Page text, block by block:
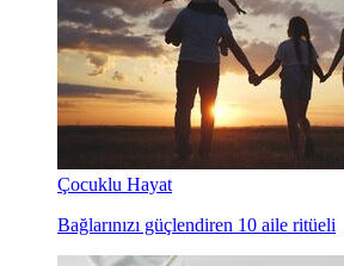
Çocuklu Hayat
Bağlarınızı güçlendiren 10 aile ritüeli